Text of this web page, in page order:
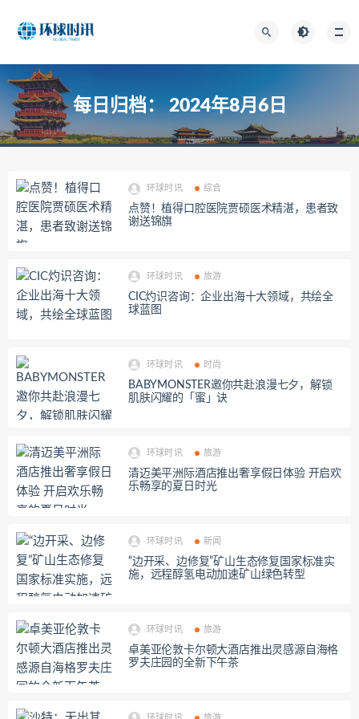
每日归档：2024年8月6日
环球时讯 综合
点赞！植得口腔医院贾硕医术精湛，患者致
谢送锦旗
环球时讯 旅游
CIC灼识咨询：企业出海十大领域，共绘全
球蓝图
环球时讯 时尚
BABYMONSTER邀你共赴浪漫七夕，解锁
肌肤闪耀的「蜜」诀
环球时讯 旅游
清迈美平洲际酒店推出奢享假日体验 开启欢
乐畅享的夏日时光
环球时讯 新闻
“边开采、边修复”矿山生态修复国家标准实
施，远程醇氢电动加速矿山绿色转型
环球时讯 旅游
卓美亚伦敦卡尔顿大酒店推出灵感源自海格
罗夫庄园的全新下午茶